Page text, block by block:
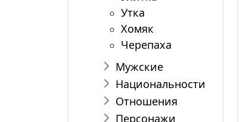
Утка
Хомяк
Черепаха
Мужские
Национальности
Отношения
Персонажи